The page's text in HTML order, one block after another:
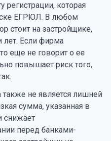
которая
ЕГРЮЛ. В любом
стоит на застройщике,
Если фирма
еще не говорит о ее
повышает риск того,
также не является лишней
сумма, указанная в
снижает
перед банками-